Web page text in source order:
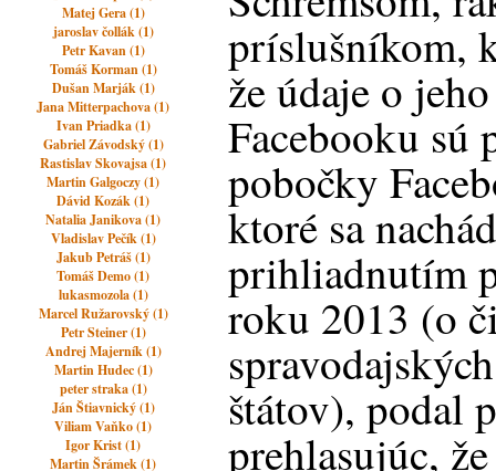
Matej Gera (1)
jaroslav čollák (1)
Petr Kavan (1)
Tomáš Korman (1)
Dušan Marják (1)
Jana Mitterpachova (1)
Ivan Priadka (1)
Gabriel Závodský (1)
Rastislav Skovajsa (1)
Martin Galgoczy (1)
Dávid Kozák (1)
Natalia Janikova (1)
Vladislav Pečík (1)
Jakub Petráš (1)
Tomáš Demo (1)
lukasmozola (1)
Marcel Ružarovský (1)
Petr Steiner (1)
Andrej Majerník (1)
Martin Hudec (1)
peter straka (1)
Ján Štiavnický (1)
Viliam Vaňko (1)
Igor Krist (1)
Martin Šrámek (1)
príslušníkom,
že údaje o
Facebooku sú
pobočky
ktoré sa
prihliadnutím
roku 2013 (o
štátov), podal
prehlasujúc,